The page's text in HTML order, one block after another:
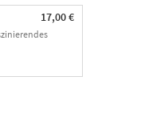
17,00 €